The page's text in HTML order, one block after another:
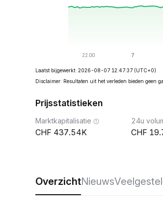
Laatst bijgewerkt: 2026-08-07 12:47:37 (UTC+0)
Disclaimer: Resultaten uit het verleden bieden geen
Prijsstatistieken
Marktkapitalisatie
437.54K
24u
OverzichtNieuws